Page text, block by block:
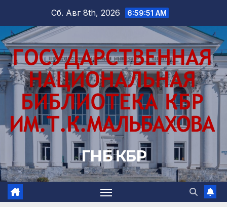
содержимому
Сб. Авг 8th, 2026 6:59:53 AM
ГНБ КБР